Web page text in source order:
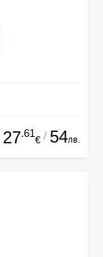
27.61
€ / 54лв.